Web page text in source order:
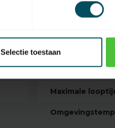
Selectie toestaan
SKU
Snoer
Maximale